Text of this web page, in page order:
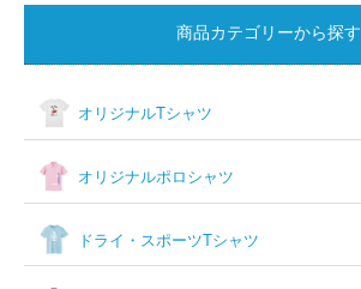
ン
商品カテゴリーから探す
オリジナルTシャツ
オリジナルポロシャツ
ドライ・スポーツTシャツ